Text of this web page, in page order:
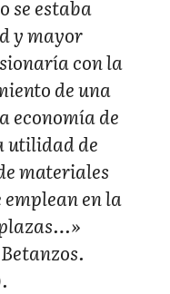
se estaba
y mayor
con la
de una
economía de
utilidad de
materiales
emplean en la